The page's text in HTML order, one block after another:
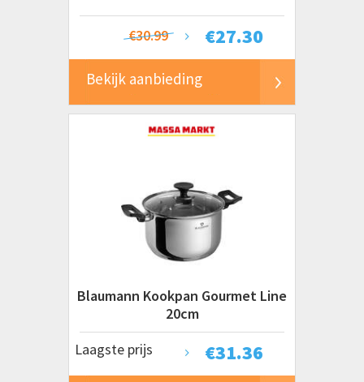
€27.30
€30.99
Bekijk aanbieding
Blaumann Kookpan Gourmet Line
20cm
€31.36
Laagste prijs